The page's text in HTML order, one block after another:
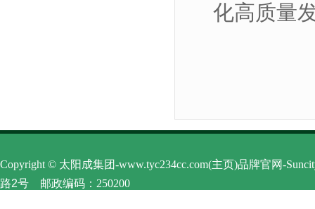
化高质量
Copyright © 太阳成集团-www.tyc234cc.com(主页)品牌官网-
路2号
邮政编码：250200